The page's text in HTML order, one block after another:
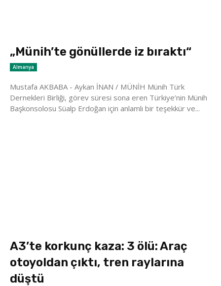
„Münih’te gönüllerde iz bıraktı“
Almanya
Mustafa AKBABA - Aykan İNAN / MÜNİH Münih Türk
Dernekleri Birliği, görev süresi sona eren Türkiye’nin Münih
Başkonsolosu Süalp Erdoğan için anlamlı bir teşekkür ve...
A3’te korkunç kaza: 3 ölü: Araç
otoyoldan çıktı, tren raylarına
düştü